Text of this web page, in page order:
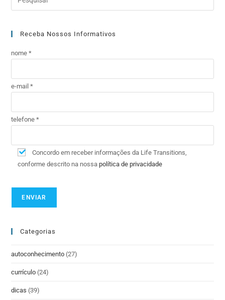
Receba Nossos Informativos
nome *
e-mail *
telefone *
Concordo em receber informações da Life Transitions,
conforme descrito na nossa política de privacidade
Categorias
autoconhecimento (27)
currículo (24)
dicas (39)